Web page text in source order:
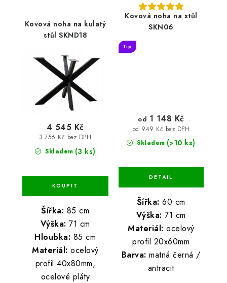
Kovová noha na kulatý
stůl SKND18
Skladem (3 ks)
3 756 Kč bez DPH
4 545 Kč
Šířka: 85 cm
Výška: 71 cm
Hloubka: 85 cm
Materiál: ocelový
profil 40x80mm,
ocelové pláty
Kovová noha na stůl
SKN06
Tip
Skladem (>10 ks)
od 949 Kč bez DPH
od 1 148 Kč
Šířka: 60 cm
Výška: 71 cm
Materiál: ocelový
profil 20x60mm
Barva: matná černá /
antracit